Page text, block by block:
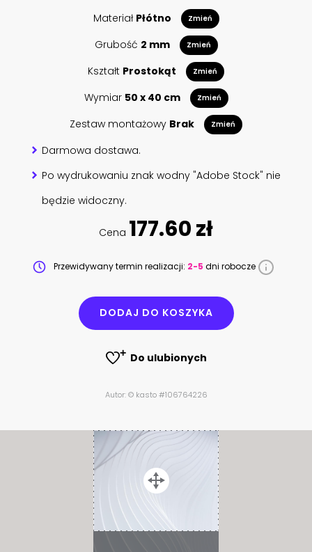
Materiał Płótno Zmień
Grubość 2 mm Zmień
Kształt Prostokąt Zmień
Wymiar 50 x 40 cm Zmień
Zestaw montażowy Brak Zmień
Darmowa dostawa.
Po wydrukowaniu znak wodny "Adobe Stock" nie
będzie widoczny.
Cena 177.60 zł
Przewidywany termin realizacji: 2-5 dni robocze
DODAJ DO KOSZYKA
Do ulubionych
Autor: © kasto #106764226